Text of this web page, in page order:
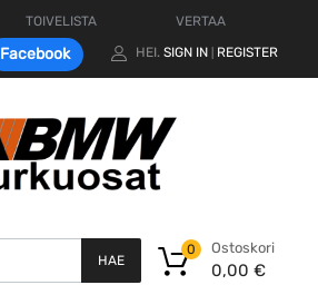
TOIVELISTA VERTAA
Facebook HEI. SIGN IN REGISTER
HAE
Ostoskori
0,00 €
0